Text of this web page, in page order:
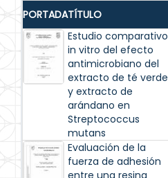
PORTADATÍTULO
Estudio comparativo
in vitro del efecto
antimicrobiano del
extracto de té verde
y extracto de
arándano en
Streptococcus
mutans
Evaluación de la
fuerza de adhesión
entre una resina